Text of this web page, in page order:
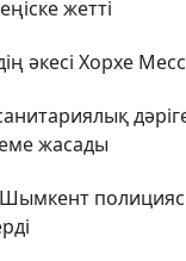
жетті
әкесі Хорхе
жасады